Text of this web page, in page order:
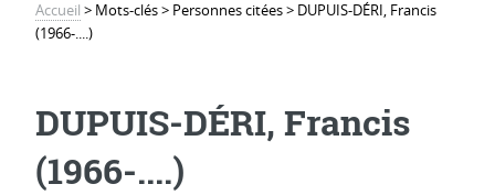
Accueil > Mots-clés> Personnes citées> DUPUIS-DÉRI, Francis
(1966-....)
DUPUIS-DÉRI, Francis
(1966-....)